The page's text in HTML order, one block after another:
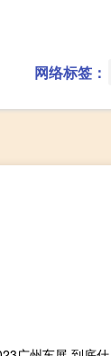
网络标签：